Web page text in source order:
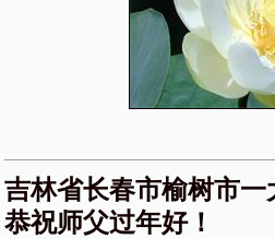
吉林省长春市榆树市
恭祝师父过年好！